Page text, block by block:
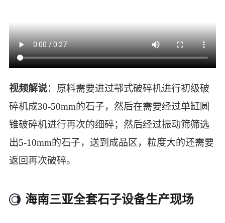
视频解说：原料需要进过鄂式破碎机进行初级破
碎机成30-50mm的石子，然后在需要经过单缸圆
锥破碎机进行再次的细碎；然后经过振动筛筛选
出5-10mm的石子，送到成品区，粒度大的还需要
返回再次破碎。
海南三亚全套石子设备生产现场